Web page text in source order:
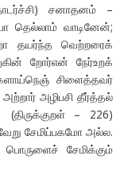
சனாதனம் –
தெல்லாம் வாடினேன்;
தயர்ந்த வெற்றரைக்
றோர்என் நேர்உறக்
சிளைத்தவர்
அழிபசி தீர்த்தல்
– 226)
சேமிப்பகமோ அல்ல.
சேமிக்கும்